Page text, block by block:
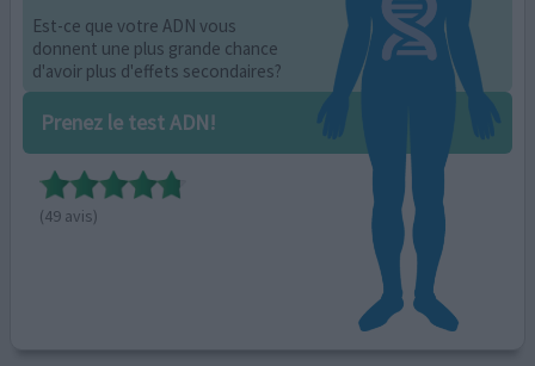
Est-ce que votre ADN vous
donnent une plus grande chance
d'avoir plus d'effets secondaires?
Prenez le test ADN!
(49 avis)